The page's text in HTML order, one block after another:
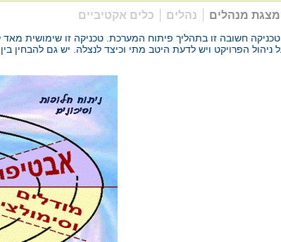
מצגת מנהלים נהלים כלים אקטיביים
הפרויקט ויש לדעת היטב מתי וכיצד לנצלה. יש גם להבחין